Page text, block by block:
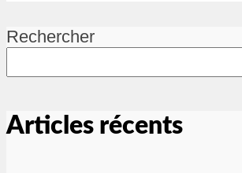
Rechercher
Articles récents